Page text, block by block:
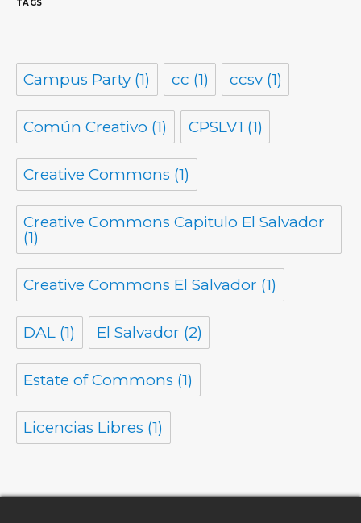
TAGS
Campus Party (1) cc (1) ccsv(1)
Común Creativo (1) CPSLV1 (1)
Creative Commons (1)
Creative Commons Capitulo El Salvador
(1)
Creative Commons El Salvador (1)
DAL (1) El Salvador (2)
Estate of Commons (1)
Licencias Libres (1)